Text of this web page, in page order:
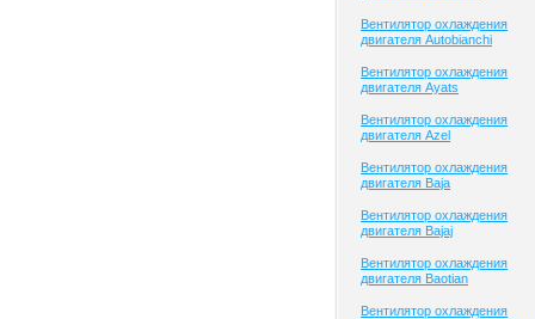
Вентилятор охлаждения
двигателя Autobianchi
Вентилятор охлаждения
двигателя Ayats
Вентилятор охлаждения
двигателя Azel
Вентилятор охлаждения
двигателя Baja
Вентилятор охлаждения
двигателя Bajaj
Вентилятор охлаждения
двигателя Baotian
Вентилятор охлаждения